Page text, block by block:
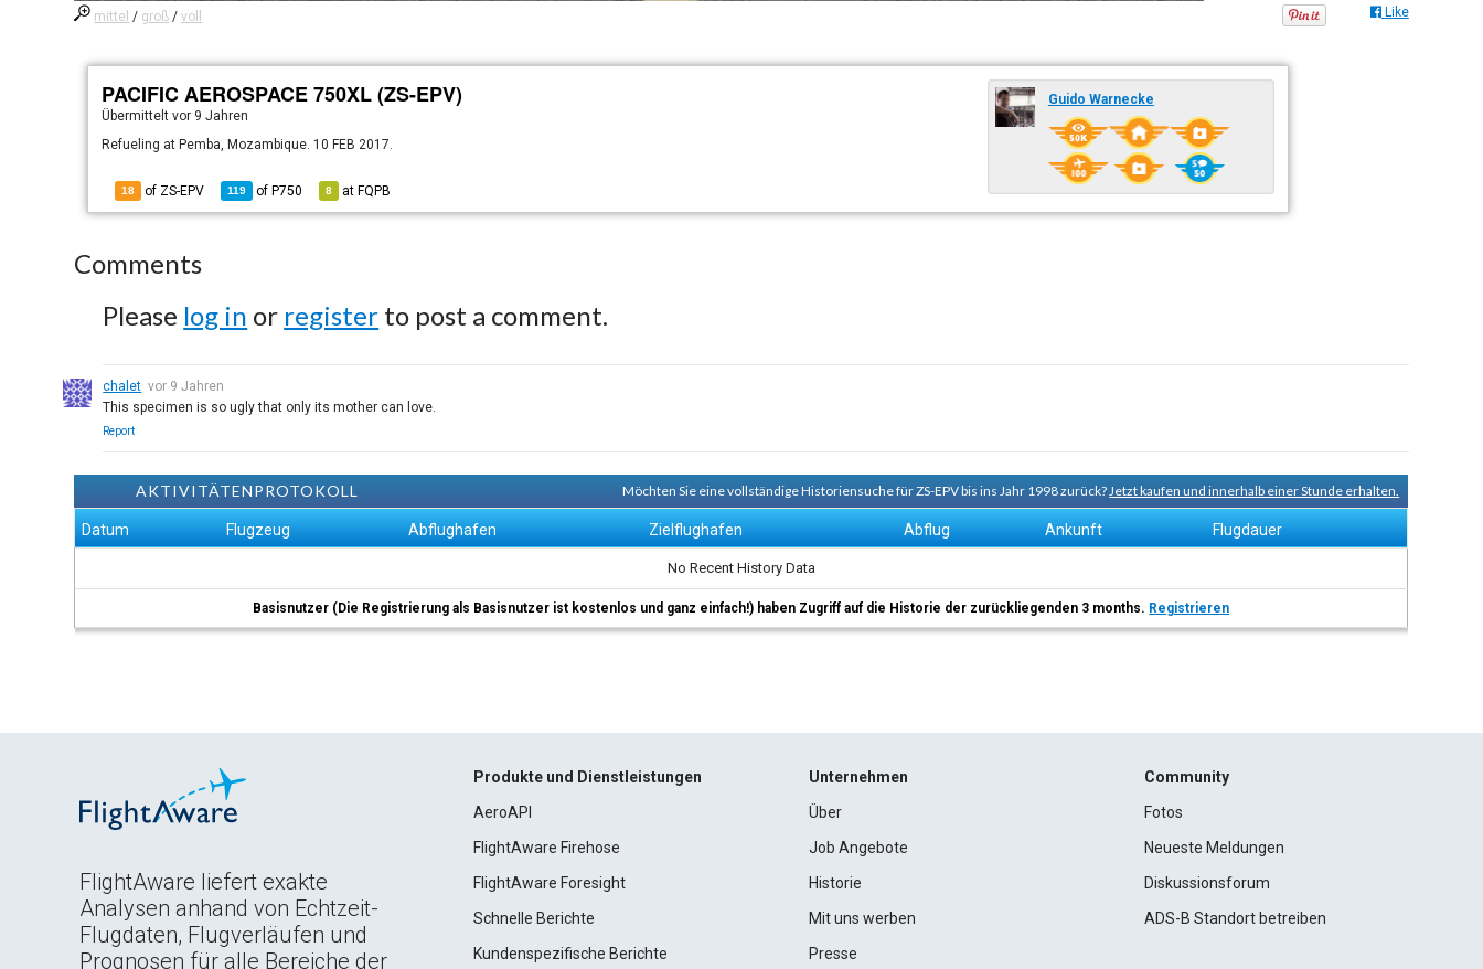
mittel / groß /voll Like
PACIFIC AEROSPACE 750XL (ZS-EPV)
Übermitteltvor 9 Jahren
Refueling at Pemba, Mozambique. 10 FEB 2017.
18 of ZS-EPV 119 of P750 8 at FQPB
Guido Warnecke
Comments
Please log in or register to post a comment.
chalet vor 9 Jahren
This specimen is so ugly that only its mother can love.
Report
AKTIVITÄTENPROTOKOLL Möchten Sie eine vollständige Historiensuche für ZS-EPV bis ins Jahr 1998 zurück?Jetzt kaufen und innerhalb einer Stunde erhalten.
Datum Flugzeug Abflughafen Zielflughafen Abflug Ankunft Flugdauer
No Recent History Data
Basisnutzer (Die Registrierung als Basisnutzer ist kostenlos und ganz einfach!) haben Zugriff auf die Historie der zurückliegenden 3 months. Registrieren
FlightAware liefert exakte
Analysen anhand von Echtzeit-
Flugdaten, Flugverläufen und
Prognosen für alle Bereiche der
Produkte und Dienstleistungen
AeroAPI
FlightAware Firehose
FlightAware Foresight
Schnelle Berichte
Kundenspezifische Berichte
Unternehmen
Über
Job Angebote
Historie
Mit uns werben
Presse
Community
Fotos
Neueste Meldungen
Diskussionsforum
ADS-B Standort betreiben